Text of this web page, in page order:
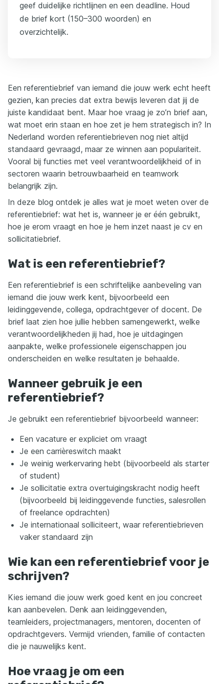
geef duidelijke richtlijnen en een deadline. Houd
de brief kort (150–300 woorden) en
overzichtelijk.
Een referentiebrief van iemand die jouw werk echt heeft
gezien, kan precies dat extra bewijs leveren dat jij de
juiste kandidaat bent. Maar hoe vraag je zo’n brief aan,
wat moet erin staan en hoe zet je hem strategisch in? In
Nederland worden referentiebrieven nog niet altijd
standaard gevraagd, maar ze winnen aan populariteit.
Vooral bij functies met veel verantwoordelijkheid of in
sectoren waarin betrouwbaarheid en teamwork
belangrijk zijn.
In deze blog ontdek je alles wat je moet weten over de
referentiebrief: wat het is, wanneer je er één gebruikt,
hoe je erom vraagt en hoe je hem inzet naast je cv en
sollicitatiebrief.
Wat is een referentiebrief?
Een referentiebrief is een schriftelijke aanbeveling van
iemand die jouw werk kent, bijvoorbeeld een
leidinggevende, collega, opdrachtgever of docent. De
brief laat zien hoe jullie hebben samengewerkt, welke
verantwoordelijkheden jij had, hoe je uitdagingen
aanpakte, welke professionele eigenschappen jou
onderscheiden en welke resultaten je behaalde.
Wanneer gebruik je een
referentiebrief?
Je gebruikt een referentiebrief bijvoorbeeld wanneer:
Een vacature er expliciet om vraagt
Je een carrièreswitch maakt
Je weinig werkervaring hebt (bijvoorbeeld als starter
of student)
Je sollicitatie extra overtuigingskracht nodig heeft
(bijvoorbeeld bij leidinggevende functies, salesrollen
of freelance opdrachten)
Je internationaal solliciteert, waar referentiebrieven
vaker standaard zijn
Wie kan een referentiebrief voor je
schrijven?
Kies iemand die jouw werk goed kent en jou concreet
kan aanbevelen. Denk aan leidinggevenden,
teamleiders, projectmanagers, mentoren, docenten of
opdrachtgevers. Vermijd vrienden, familie of contacten
die je nauwelijks kent.
Hoe vraag je om een